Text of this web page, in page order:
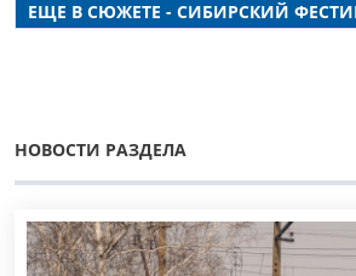
ЕЩЕ В СЮЖЕТЕ - СИБИРСКИЙ
НОВОСТИ РАЗДЕЛА